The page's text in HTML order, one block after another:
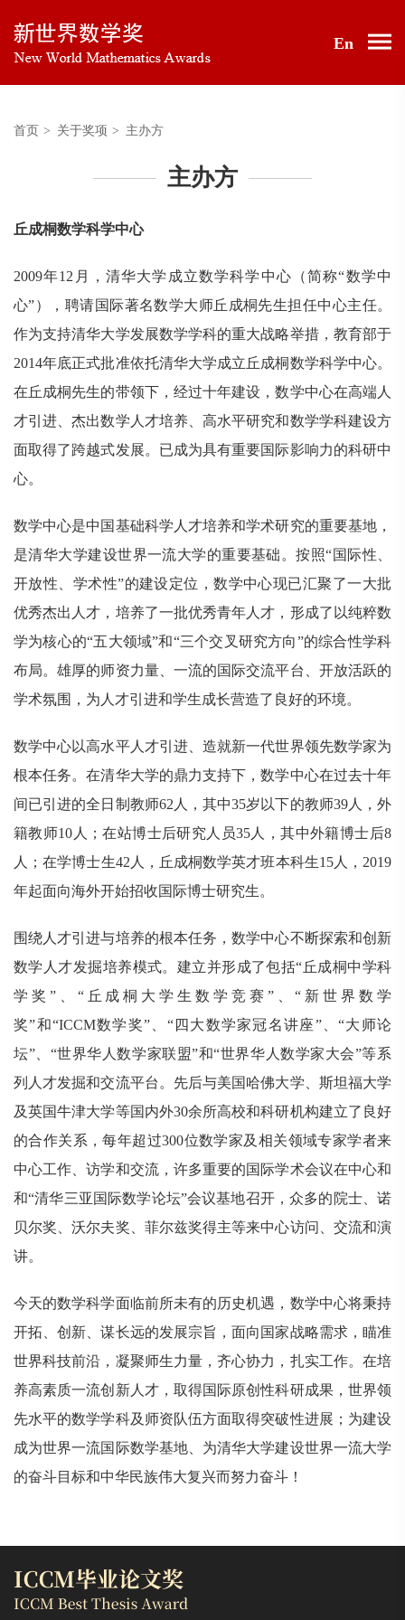
En
首页 > 关于奖项 > 主办方
主办方
丘成桐数学科学中心
2009年12月，清华大学成立数学科学中心（简称“数学中
心”），聘请国际著名数学大师丘成桐先生担任中心主任。
作为支持清华大学发展数学学科的重大战略举措，教育部于
2014年底正式批准依托清华大学成立丘成桐数学科学中心。
在丘成桐先生的带领下，经过十年建设，数学中心在高端人
才引进、杰出数学人才培养、高水平研究和数学学科建设方
面取得了跨越式发展。已成为具有重要国际影响力的科研中
心。
数学中心是中国基础科学人才培养和学术研究的重要基地，
是清华大学建设世界一流大学的重要基础。按照“国际性、
开放性、学术性”的建设定位，数学中心现已汇聚了一大批
优秀杰出人才，培养了一批优秀青年人才，形成了以纯粹数
学为核心的“五大领域”和“三个交叉研究方向”的综合性学科
布局。雄厚的师资力量、一流的国际交流平台、开放活跃的
学术氛围，为人才引进和学生成长营造了良好的环境。
数学中心以高水平人才引进、造就新一代世界领先数学家为
根本任务。在清华大学的鼎力支持下，数学中心在过去十年
间已引进的全日制教师62人，其中35岁以下的教师39人，外
籍教师10人；在站博士后研究人员35人，其中外籍博士后8
人；在学博士生42人，丘成桐数学英才班本科生15人，2019
年起面向海外开始招收国际博士研究生。
围绕人才引进与培养的根本任务，数学中心不断探索和创新
数学人才发掘培养模式。建立并形成了包括“丘成桐中学科
学奖”、“丘成桐大学生数学竞赛”、“新世界数学
奖”和“ICCM数学奖”、“四大数学家冠名讲座”、“大师论
坛”、“世界华人数学家联盟”和“世界华人数学家大会”等系
列人才发掘和交流平台。先后与美国哈佛大学、斯坦福大学
及英国牛津大学等国内外30余所高校和科研机构建立了良好
的合作关系，每年超过300位数学家及相关领域专家学者来
中心工作、访学和交流，许多重要的国际学术会议在中心和
和“清华三亚国际数学论坛”会议基地召开，众多的院士、诺
贝尔奖、沃尔夫奖、菲尔兹奖得主等来中心访问、交流和演
讲。
今天的数学科学面临前所未有的历史机遇，数学中心将秉持
开拓、创新、谋长远的发展宗旨，面向国家战略需求，瞄准
世界科技前沿，凝聚师生力量，齐心协力，扎实工作。在培
养高素质一流创新人才，取得国际原创性科研成果，世界领
先水平的数学学科及师资队伍方面取得突破性进展；为建设
成为世界一流国际数学基地、为清华大学建设世界一流大学
的奋斗目标和中华民族伟大复兴而努力奋斗！